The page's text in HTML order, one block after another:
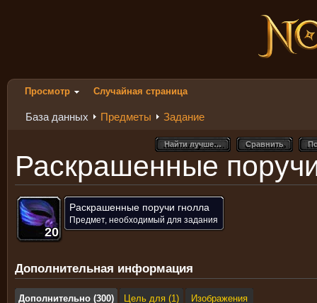
Просмотр Случайная страница
База данных Предметы Задание
Сравнить
Сравнить
Найти лучше…
Найти лучше…
Раскрашенные
20
20
20
20
20
20
20
20
20
Раскрашенные поручи гнолла
Предмет, необходимый для задания
Дополнительная информация
Дополнительно (300) Цель для (1) Изображения